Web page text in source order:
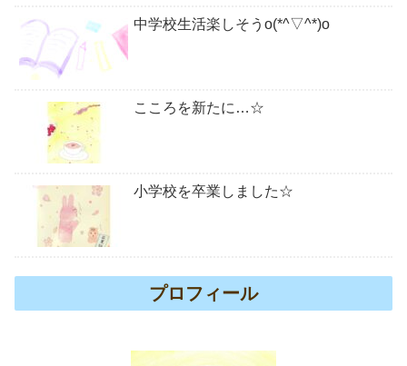
中学校生活楽しそうo(*^▽^*)o
こころを新たに…☆
小学校を卒業しました☆
プロフィール